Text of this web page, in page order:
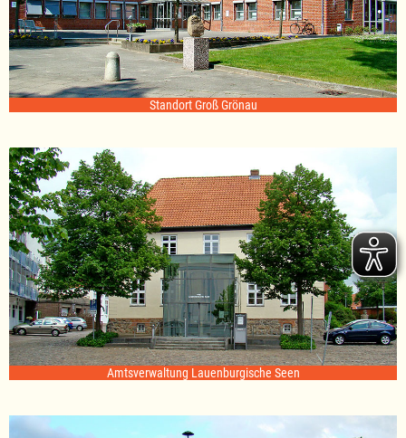
Standort Groß Grönau
Amtsverwaltung Lauenburgische Seen